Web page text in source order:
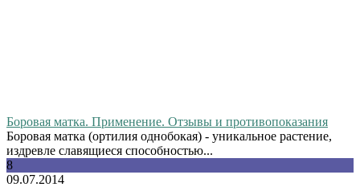
Боровая матка. Применение. Отзывы и противопоказания
Боровая матка (ортилия однобокая) - уникальное растение,
издревле славящиеся способностью...
8
09.07.2014